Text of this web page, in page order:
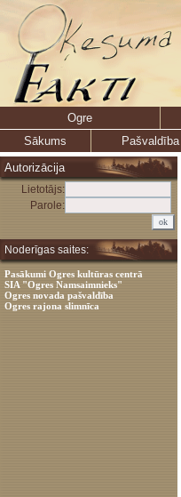
Ogre
Sākums
Pašvaldība
Autorizācija
Lietotājs:
Parole:
Noderīgas saites:
Pasākumi Ogres kultūras centrā
SIA "Ogres Namsaimnieks"
Ogres novada pašvaldība
Ogres rajona slimnīca